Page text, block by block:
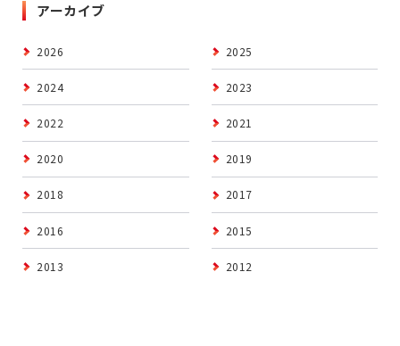
アーカイブ
2026 2025
2024 2023
2022 2021
2020 2019
2018 2017
2016 2015
2013 2012